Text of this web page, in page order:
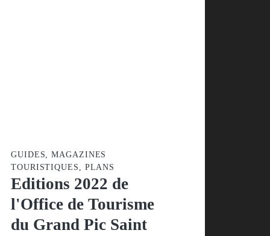
GUIDES, MAGAZINES
TOURISTIQUES, PLANS
Editions 2022 de
l'Office de Tourisme
du Grand Pic Saint